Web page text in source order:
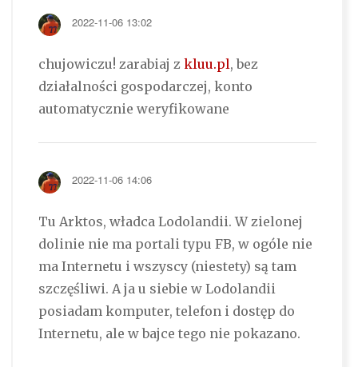
2022-11-06 13:02
chujowiczu! zarabiaj z kluu.pl, bez
działalności gospodarczej, konto
automatycznie weryfikowane
2022-11-06 14:06
Tu Arktos, władca Lodolandii. W zielonej
dolinie nie ma portali typu FB, w ogóle nie
ma Internetu i wszyscy (niestety) są tam
szczęśliwi. A ja u siebie w Lodolandii
posiadam komputer, telefon i dostęp do
Internetu, ale w bajce tego nie pokazano.